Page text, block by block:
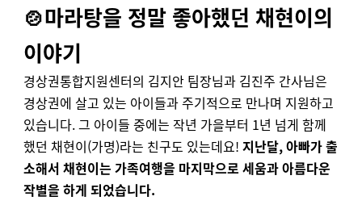
🍲마라탕을 정말 좋아했던 채현이의
이야기
경상권통합지원센터의 김지안 팀장님과 김진주 간사님은
경상권에 살고 있는 아이들과 주기적으로 만나며 지원하고
있습니다. 그 아이들 중에는 작년 가을부터 1년 넘게 함께
했던 채현이(가명)라는 친구도 있는데요! 지난달, 아빠가 출
소해서 채현이는 가족여행을 마지막으로 세움과 아름다운
작별을 하게 되었습니다.